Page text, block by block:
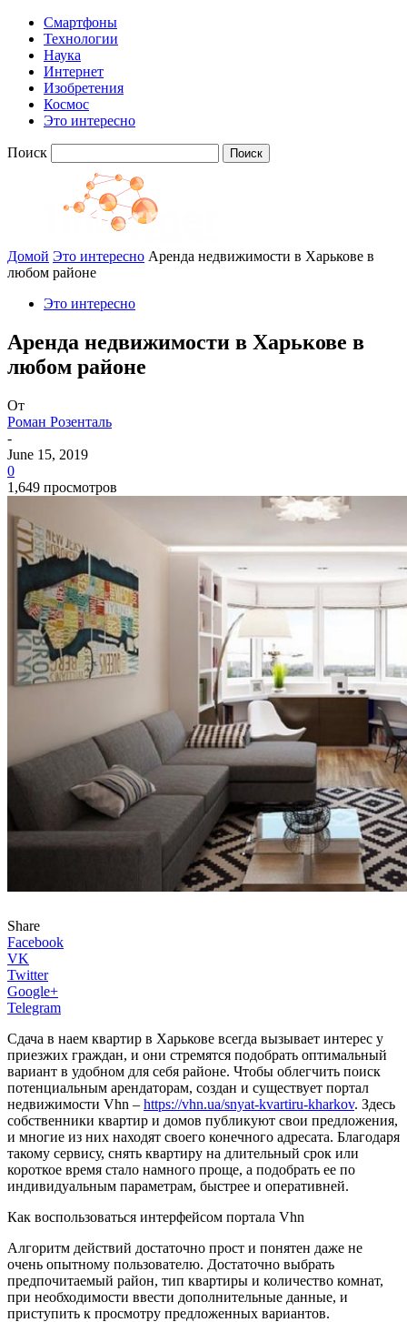
Смартфоны
Технологии
Наука
Интернет
Изобретения
Космос
Это интересно
Поиск
Домой Это интересно Аренда недвижимости в Харькове в
любом районе
Это интересно
Аренда недвижимости в Харькове в
любом районе
От
Роман Розенталь
-
June 15, 2019
0
1,649 просмотров
Share
Facebook
VK
Twitter
Google+
Telegram
Сдача в наем квартир в Харькове всегда вызывает интерес у
приезжих граждан, и они стремятся подобрать оптимальный
вариант в удобном для себя районе. Чтобы облегчить поиск
потенциальным арендаторам, создан и существует портал
недвижимости Vhn – https://vhn.ua/snyat-kvartiru-kharkov. Здесь
собственники квартир и домов публикуют свои предложения,
и многие из них находят своего конечного адресата. Благодаря
такому сервису, снять квартиру на длительный срок или
короткое время стало намного проще, а подобрать ее по
индивидуальным параметрам, быстрее и оперативней.
Как воспользоваться интерфейсом портала Vhn
Алгоритм действий достаточно прост и понятен даже не
очень опытному пользователю. Достаточно выбрать
предпочитаемый район, тип квартиры и количество комнат,
при необходимости ввести дополнительные данные, и
приступить к просмотру предложенных вариантов.